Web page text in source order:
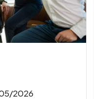
2026